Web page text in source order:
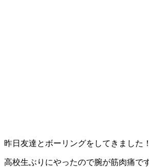
昨日友達とボーリングをしてきました
高校生ぶりにやったので腕が筋肉痛で